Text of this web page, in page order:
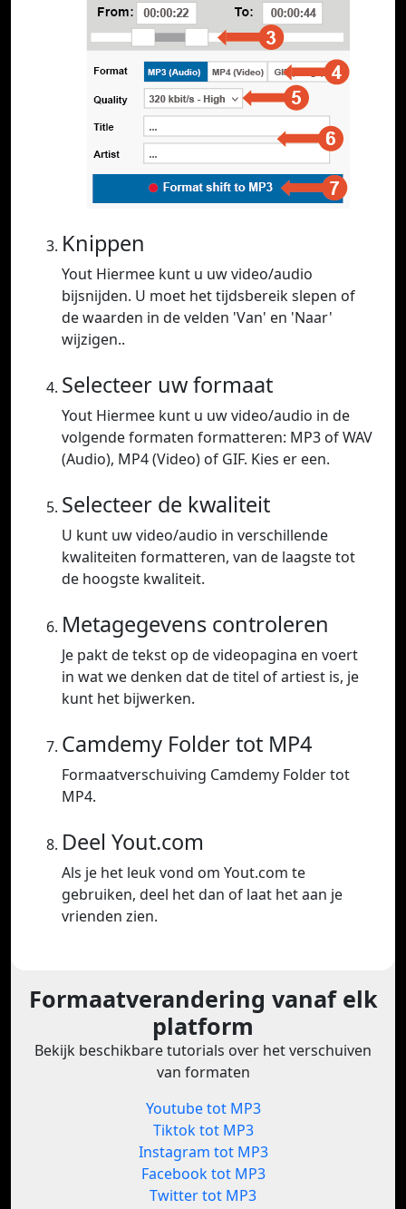
Knippen
Yout Hiermee kunt u uw video/audio
bijsnijden. U moet het tijdsbereik slepen of
de waarden in de velden 'Van' en 'Naar'
wijzigen..
Selecteer uw formaat
Yout Hiermee kunt u uw video/audio in de
volgende formaten formatteren: MP3 of WAV
(Audio), MP4 (Video) of GIF. Kies er een.
Selecteer de kwaliteit
U kunt uw video/audio in verschillende
kwaliteiten formatteren, van de laagste tot
de hoogste kwaliteit.
Metagegevens controleren
Je pakt de tekst op de videopagina en voert
in wat we denken dat de titel of artiest is, je
kunt het bijwerken.
Camdemy Folder tot MP4
Formaatverschuiving Camdemy Folder tot
MP4.
Deel Yout.com
Als je het leuk vond om Yout.com te
gebruiken, deel het dan of laat het aan je
vrienden zien.
Formaatverandering vanaf elk
platform
Bekijk beschikbare tutorials over het verschuiven
van formaten
Youtube tot MP3
Tiktok tot MP3
Instagram tot MP3
Facebook tot MP3
Twitter tot MP3